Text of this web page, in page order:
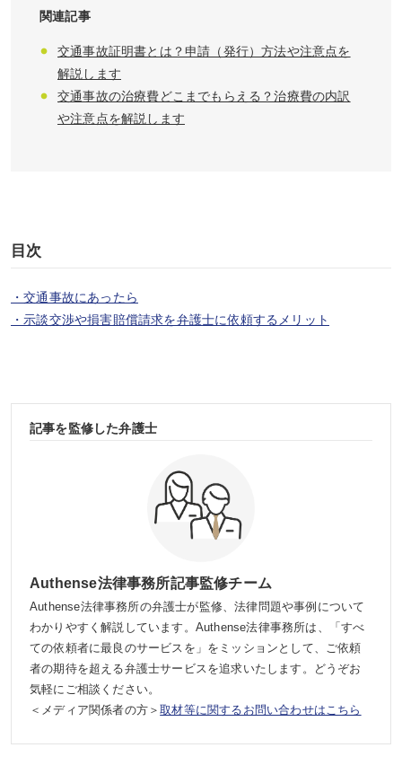
関連記事
交通事故証明書とは？申請（発行）方法や注意点を
解説します
交通事故の治療費どこまでもらえる？治療費の内訳
や注意点を解説します
目次
・交通事故にあったら
・示談交渉や損害賠償請求を弁護士に依頼するメリット
記事を監修した弁護士
Authense法律事務所記事監修チーム
Authense法律事務所の弁護士が監修、法律問題や事例について
わかりやすく解説しています。Authense法律事務所は、「すべ
ての依頼者に最良のサービスを」をミッションとして、ご依頼
者の期待を超える弁護士サービスを追求いたします。どうぞお
気軽にご相談ください。
＜メディア関係者の方＞取材等に関するお問い合わせはこちら